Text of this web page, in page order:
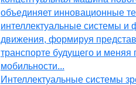
объединяет инновационные
интеллектуальные системы
движения, формируя
транспорте будущего и меняя
мобильности...
Интеллектуальные системы